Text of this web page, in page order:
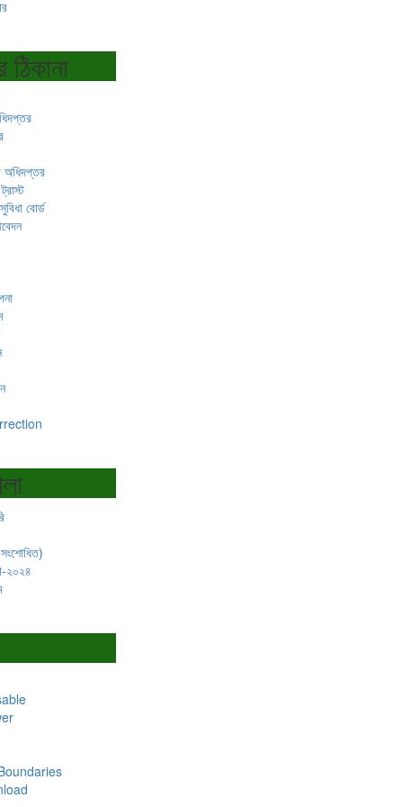
অধিদপ্তর
বোর্ড
২০২৪